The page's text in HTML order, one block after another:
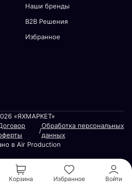
Наши бренды
В2В Решения
Избранное
«ЯХМАРКЕТ»
/
Обработка персональных
данных
в Air Production
Корзина Избранное Войти